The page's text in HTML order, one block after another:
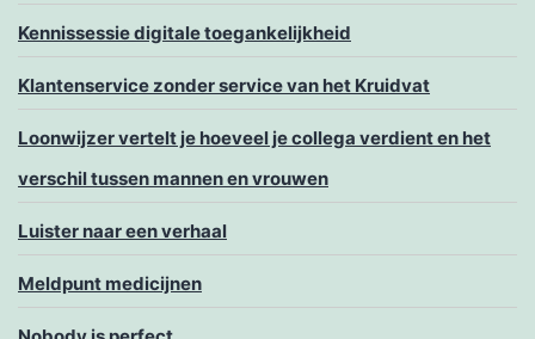
Kennissessie digitale toegankelijkheid
Klantenservice zonder service van het Kruidvat
Loonwijzer vertelt je hoeveel je collega verdient en het
verschil tussen mannen en vrouwen
Luister naar een verhaal
Meldpunt medicijnen